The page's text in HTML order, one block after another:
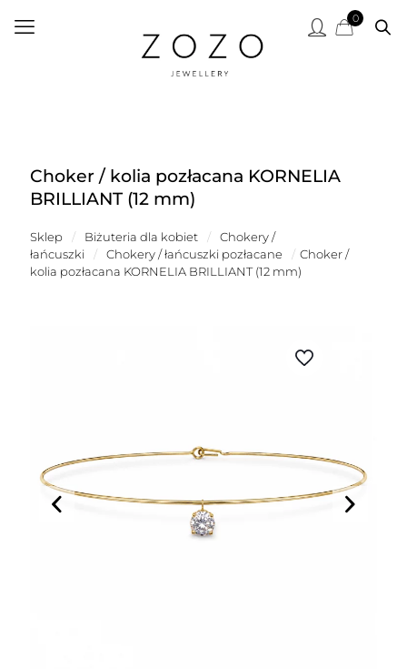
0
Choker / kolia pozłacana KORNELIA
BRILLIANT (12 mm)
Sklep / Biżuteria dla kobiet /
Chokery /
łańcuszki
/ Chokery / łańcuszki pozłacane / Choker /
kolia pozłacana KORNELIA BRILLIANT (12 mm)